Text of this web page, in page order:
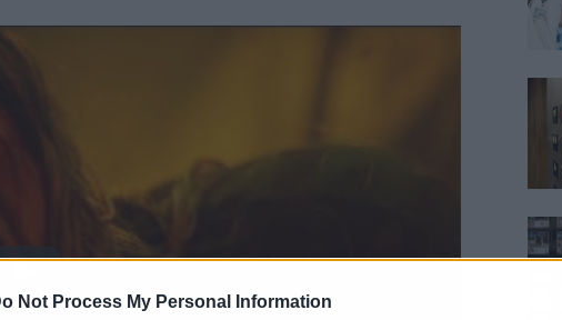
Not Process My Personal Information